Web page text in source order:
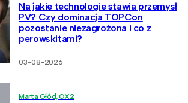
Na jakie technologie stawia przemysł
PV? Czy dominacja TOPCon
pozostanie niezagrożona i co z
perowskitami?
03-08-2026
Marta Głód, OX2